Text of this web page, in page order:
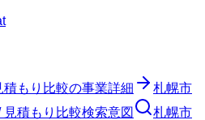
積もり比較の事業詳細
札幌市
見積もり比較検索意図
札幌市